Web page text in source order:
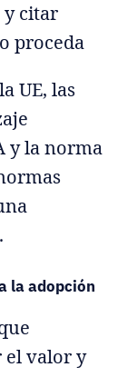
y citar
proceda
UE, las
y la norma
la adopción
el valor y